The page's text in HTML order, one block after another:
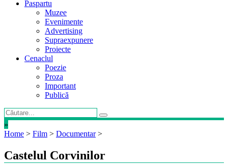
Paspartu
Muzee
Evenimente
Advertising
Supraexpunere
Proiecte
Cenaclul
Poezie
Proza
Important
Publică
»
Home > Film > Documentar >
Castelul Corvinilor